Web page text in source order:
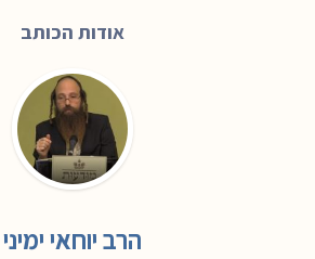
אודות הכותב
הרב יוחאי ימיני